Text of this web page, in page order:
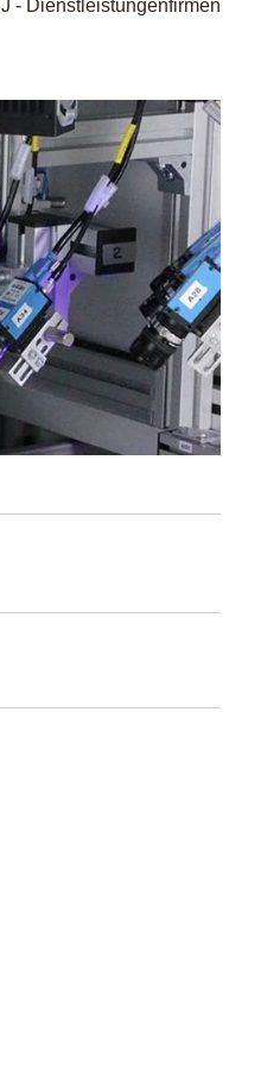
J - Dienstleistungenfirmen